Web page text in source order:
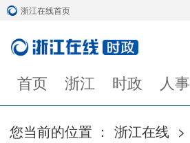
浙江在线首页
首页 浙江 时政 人事
您当前的位置 ： 浙江在线 >